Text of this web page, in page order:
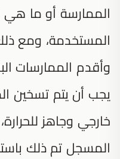
الممارسة أو ما هي
المستخدمة، ومع
وأقدم الممارسات
يجب أن يتم تسخين
خارجي وجاهز
المسجل تم ذلك